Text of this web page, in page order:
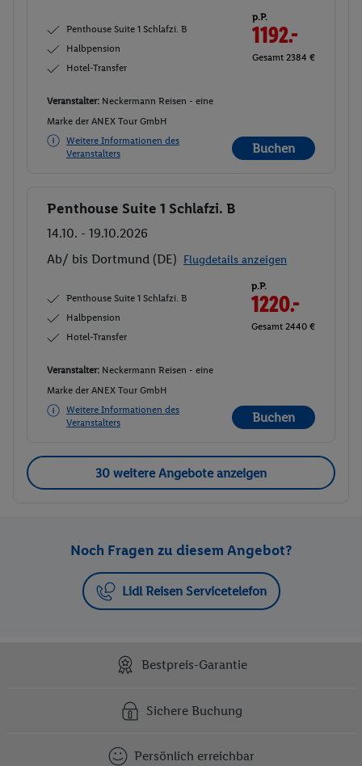
Penthouse Suite 1 Schlafzi. B
Halbpension
Hotel-Transfer
p.P.
1192.-
Gesamt 2384 €
Veranstalter: Neckermann Reisen - eine
Marke der ANEX Tour GmbH
Weitere Informationen des
Veranstalters
Buchen
Buchen
Penthouse Suite 1 Schlafzi. B
14.10. - 19.10.2026
Ab/ bis Dortmund (DE) Flugdetails anzeigen
Penthouse Suite 1 Schlafzi. B
Halbpension
Hotel-Transfer
p.P.
1220.-
Gesamt 2440 €
Veranstalter: Neckermann Reisen - eine
Marke der ANEX Tour GmbH
Weitere Informationen des
Veranstalters
Buchen
30 weitere Angebote anzeigen
Noch Fragen zu diesem Angebot?
Lidl Reisen Servicetelefon
Bestpreis-Garantie
Sichere Buchung
Persönlich erreichbar